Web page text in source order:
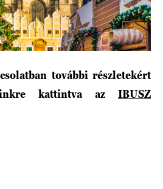
további részletekért
kattintva az IBUSZ